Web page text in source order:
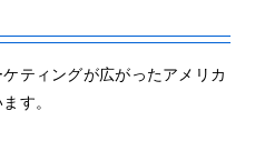
ティングが広がったアメリカ
す。